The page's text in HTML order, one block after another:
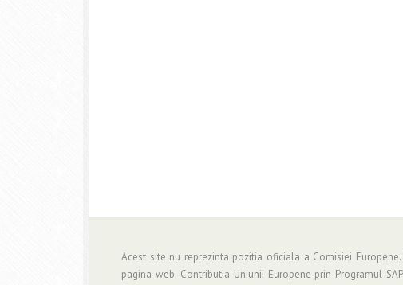
Acest site nu reprezinta pozitia oficiala a Comisiei
pagina web. Contributia Uniunii Europene prin Programul